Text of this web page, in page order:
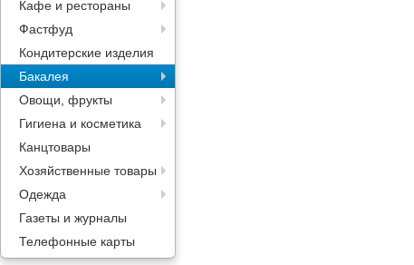
Кафе и рестораны
Фастфуд
Кондитерские изделия
Бакалея
Овощи, фрукты
Гигиена и косметика
Канцтовары
Хозяйственные товары
Одежда
Газеты и журналы
Телефонные карты